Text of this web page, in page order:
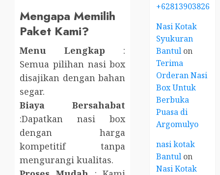
Mengapa Memilih
Paket Kami?
Menu Lengkap :
Semua pilihan nasi box
disajikan dengan bahan
segar.
Biaya Bersahabat
:Dapatkan nasi box
dengan harga
kompetitif tanpa
mengurangi kualitas.
+6281390382667
Nasi Kotak
Syukuran
Bantul on
Terima
Orderan Nasi
Box Untuk
Berbuka
Puasa di
Argomulyo
nasi kotak
Bantul on
Nasi Kotak